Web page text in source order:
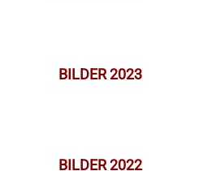
BILDER 2023
BILDER 2022